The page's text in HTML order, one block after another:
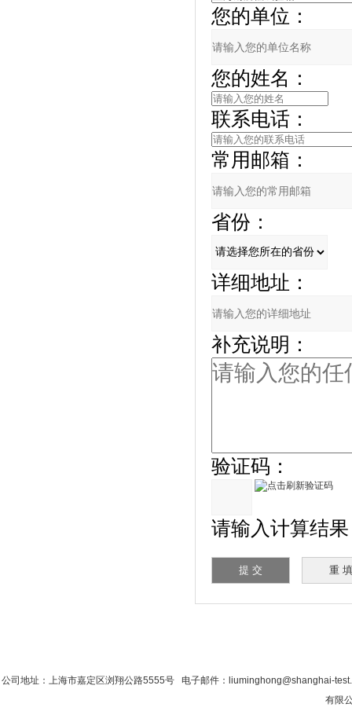
您的单位：
您的姓名：
联系电话：
常用邮箱：
省份：
详细地址：
补充说明：
验证码：
请输入计算结果
公司地址：上海市嘉定区浏翔公路5555号 电子邮件：liuminghong@shanghai-
有限